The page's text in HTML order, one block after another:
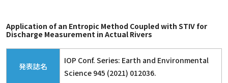
Application of an Entropic Method Coupled with STIV for
Discharge Measurement in Actual Rivers
発表誌名
IOP Conf. Series: Earth and Environmental
Science 945 (2021) 012036.